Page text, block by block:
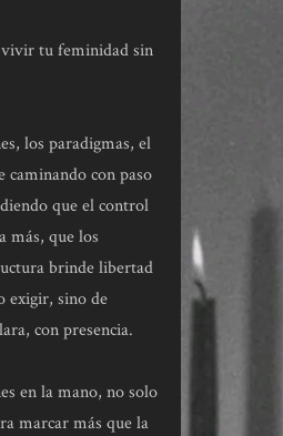
vivir tu feminidad sin
los paradigmas, el
caminando con paso
que el control
más, que los
brinde libertad
exigir, sino de
con presencia.
en la mano, no solo
marcar más que la